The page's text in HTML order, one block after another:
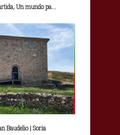
Un mundo pa...
Baudelio | Soria